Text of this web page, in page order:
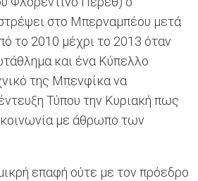
στο Μπερναμπέου μετά
το 2010 μέχρι το 2013 όταν
και ένα Κύπελλο
της Μπενφίκα να
Τύπου την Κυριακή πως
με άθρωπο των
επαφή ούτε με τον πρόεδρο